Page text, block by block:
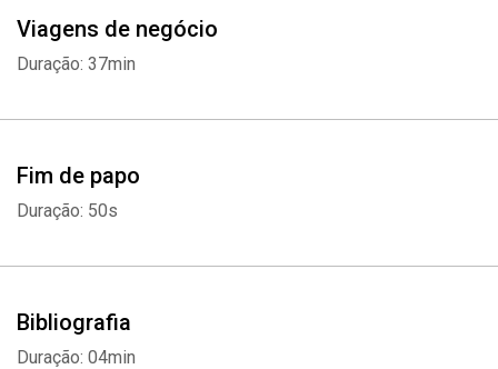
Viagens de negócio
Duração: 37min
Fim de papo
Duração: 50s
Bibliografia
Duração: 04min